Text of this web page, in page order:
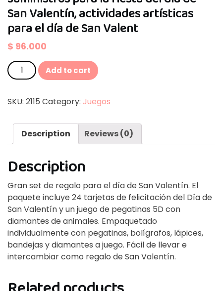
San Valentín, actividades artísticas
para el día de San Valent
$ 96.000
Add to cart
SKU: 2115 Category: Juegos
Description Reviews (0)
Description
Gran set de regalo para el día de San Valentín. El
paquete incluye 24 tarjetas de felicitación del Día de
San Valentín y un juego de pegatinas 5D con
diamantes de animales. Empaquetado
individualmente con pegatinas, bolígrafos, lápices,
bandejas y diamantes a juego. Fácil de llevar e
intercambiar como regalo de San Valentín.